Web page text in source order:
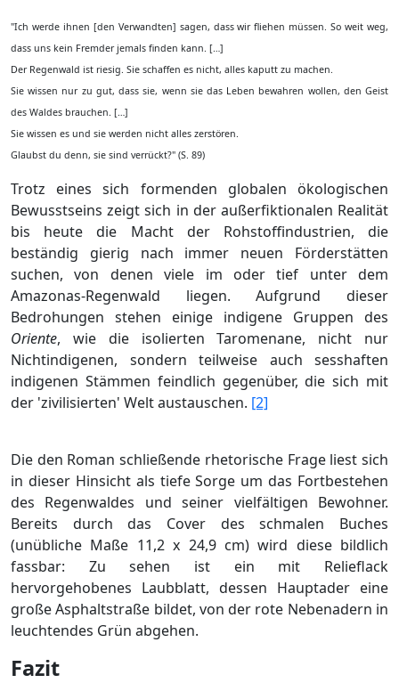
"Ich werde ihnen [den Verwandten] sagen, dass wir fliehen müssen. So weit weg,
dass uns kein Fremder jemals finden kann. […]
Der Regenwald ist riesig. Sie schaffen es nicht, alles kaputt zu machen.
Sie wissen nur zu gut, dass sie, wenn sie das Leben bewahren wollen, den Geist
des Waldes brauchen. […]
Sie wissen es und sie werden nicht alles zerstören.
Glaubst du denn, sie sind verrückt?" (S. 89)
Trotz eines sich formenden globalen ökologischen
Bewusstseins zeigt sich in der außerfiktionalen Realität
bis heute die Macht der Rohstoffindustrien, die
beständig gierig nach immer neuen Förderstätten
suchen, von denen viele im oder tief unter dem
Amazonas-Regenwald liegen. Aufgrund dieser
Bedrohungen stehen einige indigene Gruppen des
Oriente, wie die isolierten Taromenane, nicht nur
Nichtindigenen, sondern teilweise auch sesshaften
indigenen Stämmen feindlich gegenüber, die sich mit
der 'zivilisierten' Welt austauschen. [2]
Die den Roman schließende rhetorische Frage liest sich
in dieser Hinsicht als tiefe Sorge um das Fortbestehen
des Regenwaldes und seiner vielfältigen Bewohner.
Bereits durch das Cover des schmalen Buches
(unübliche Maße 11,2 x 24,9 cm) wird diese bildlich
fassbar: Zu sehen ist ein mit Relieflack
hervorgehobenes Laubblatt, dessen Hauptader eine
große Asphaltstraße bildet, von der rote Nebenadern in
leuchtendes Grün abgehen.
Fazit